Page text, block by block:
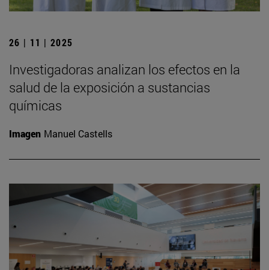
26 | 11 | 2025
Investigadoras analizan los efectos en la
salud de la exposición a sustancias
químicas
Imagen Manuel Castells